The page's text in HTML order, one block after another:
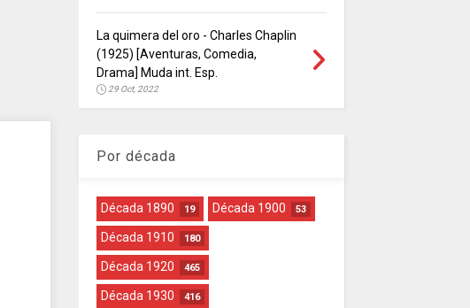
La quimera del oro - Charles Chaplin
(1925) [Aventuras, Comedia,
Drama] Muda int. Esp.
29 Oct, 2022
Por década
Década 1890 19 Década 1900 53
Década 1910 180
Década 1920 465
Década 1930 416